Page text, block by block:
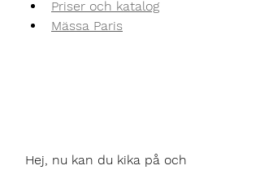
Priser och katalog
Mässa Paris
Hej, nu kan du kika på och